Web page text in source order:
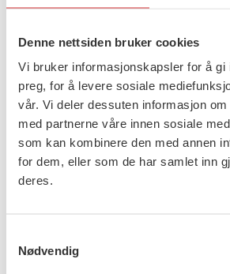
Denne nettsiden bruker cookies
Vi bruker informasjonskapsler for å gi
preg, for å levere sosiale
vår. Vi deler dessuten informasjon
med partnerne våre innen sosiale
som kan kombinere den med annen
for dem, eller som de har samlet inn
deres.
Nødvendig
dømmekraft fortsatt lever i
veiledning, slik at studenter
og kritisk bevissthet. På et
jeg å bidra til en faglig samtale
arbeid skal være, og hvordan vi
for medmenneskelighet,
samfunnskritikk – både i og
rammer. I så måte ønsker jeg meg